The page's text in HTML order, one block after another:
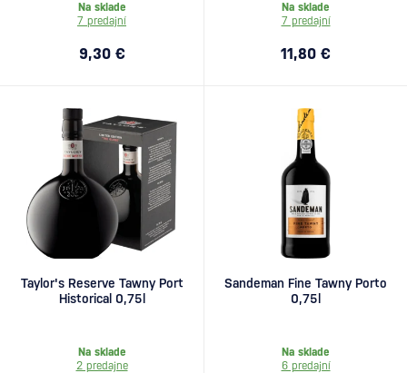
Na sklade
7 predajní
9,30 €
Na sklade
7 predajní
11,80 €
Taylor's Reserve Tawny Port
Historical 0,75l
Na sklade
2 predajne
Sandeman Fine Tawny Porto
0,75l
Na sklade
6 predajní